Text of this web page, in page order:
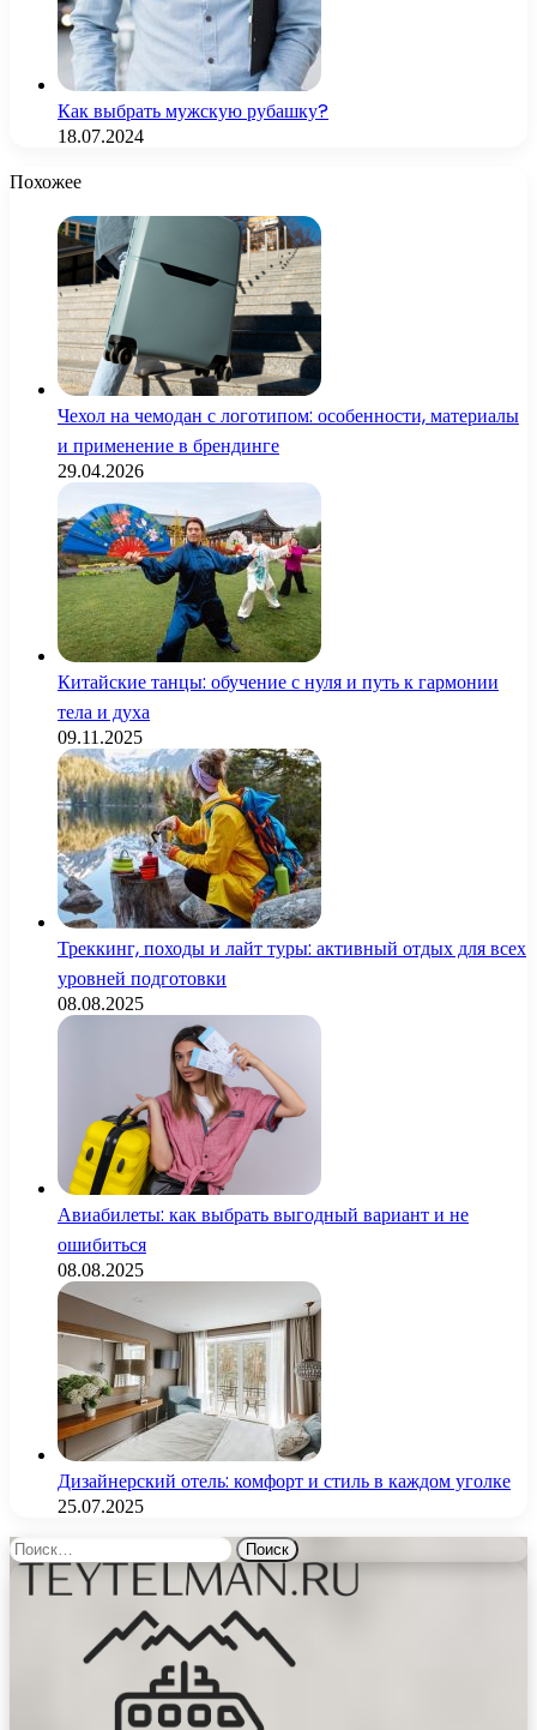
Как выбрать мужскую рубашку?
18.07.2024
Похожее
Чехол на чемодан с логотипом: особенности, материалы
и применение в брендинге
29.04.2026
Китайские танцы: обучение с нуля и путь к гармонии
тела и духа
09.11.2025
Треккинг, походы и лайт туры: активный отдых для всех
уровней подготовки
08.08.2025
Авиабилеты: как выбрать выгодный вариант и не
ошибиться
08.08.2025
Дизайнерский отель: комфорт и стиль в каждом уголке
25.07.2025
Найти: